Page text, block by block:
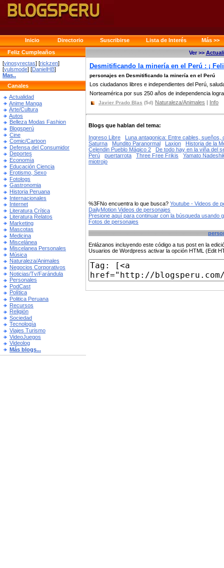
Inicio Directorio Suscribirse Lista de Interés
Más >>
Feliz Cumpleaños
[vinosyrectas] [rickzen]
[yulsmode] [DanielHB]
Mas..
Canales
Actualidad
Anime Manga
Arte/Cultura
Autos
Belleza Modas Fashion
Blogsperú
Cine
Comic/Cartoon
Defensa del Consumidor
Deportes
Economía
Educación Ciencia
Erotismo, Sexo
Fotologs
Gastronomia
Historia Peruana
Internacionales
Internet
Literatura Crítica
Literatura Relatos
Marketing
Mascotas
Medicina
Miscelánea
Miscelanea Personales
Música
Naturaleza/Animales
Negocios Corporativos
Noticias/Tv/Farándula
Personales
PodCast
Política
Politica Peruana
Recursos
Religión
Sociedad
Tecnología
Viajes Turismo
VideoJuegos
Videolog
Más blogs...
Ver >>
Desmitificando la minería en el Perú : ¡
personajes en Desmitificando la minería en el Perú
Los ciudadanos libres e independientes del Perú,
Norteamérica por sus 250 años de independencia
Javier Prado Blas (5d) Naturaleza/Animales | Info
Blogs que hablan del tema:
Ingreso Libre
Luna antagonica: Entre cables, sueños,
Saturna
Mundito Paranormal Laxion
Historia de la
Celendin Pueblo Mágico 2
De todo hay en la viña del
Perú
puertarrota Three Free Frikis
Yamato
miotrojo
%3FNo encuentra lo que busca? Youtube - Videos de
DailyMotion Videos de personajes
Presione aquí para continuar con la búsqueda usando
Fotos de personajes
Enlázanos incluyendo este código a tus post en la
Usuarios de Wordpress activar la opción HTML (Edit